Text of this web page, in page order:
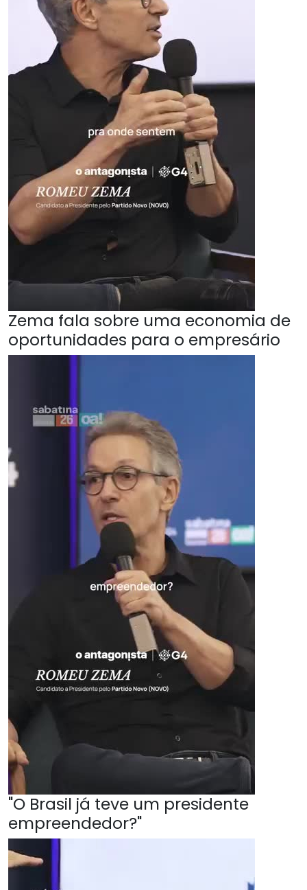
Zema fala sobre uma economia de
oportunidades para o empresário
"O Brasil já teve um presidente
empreendedor?"